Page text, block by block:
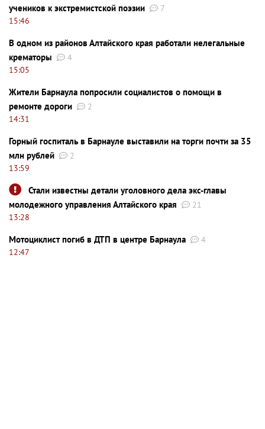
учеников к экстремистской поэзии
7
15:46
В одном из районов Алтайского края работали нелегальные
крематоры
4
15:05
Жители Барнаула попросили социалистов о помощи в
ремонте дороги
2
14:31
Горный госпиталь в Барнауле выставили на торги почти за 35
млн рублей
2
13:59
Стали известны детали уголовного дела экс-главы
молодежного управления Алтайского края
21
13:28
Мотоциклист погиб в ДТП в центре Барнаула
4
12:47